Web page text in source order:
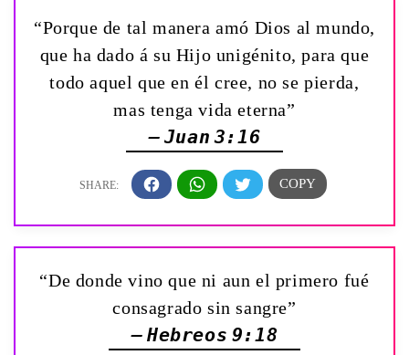
“Porque de tal manera amó Dios al mundo,
que ha dado á su Hijo unigénito, para que
todo aquel que en él cree, no se pierda,
mas tenga vida eterna”
— Juan 3:16
“De donde vino que ni aun el primero fué
consagrado sin sangre”
— Hebreos 9:18